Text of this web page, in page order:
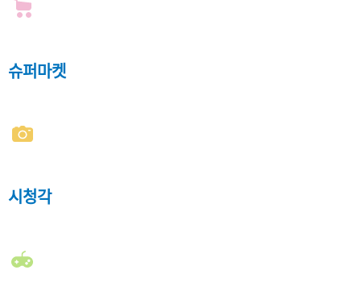
슈퍼마켓
시청각